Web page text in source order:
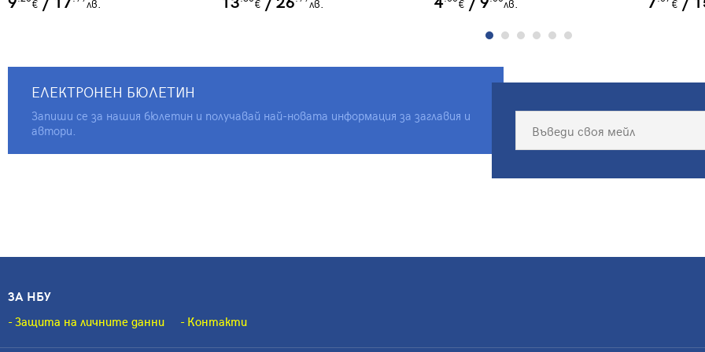
€ лв. € лв. € лв. €
ЕЛЕКТРОНЕН БЮЛЕТИН
Запиши се за нашия бюлетин и получавай най-новата информация за заглавия и
автори.
ЗА НБУ
Защита на личните данни Контакти